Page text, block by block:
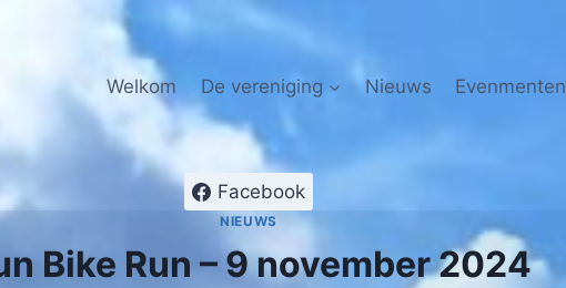
Welkom De vereniging Nieuws Evenmenten
Facebook
NIEUWS
Bike Run – 9 november 2024